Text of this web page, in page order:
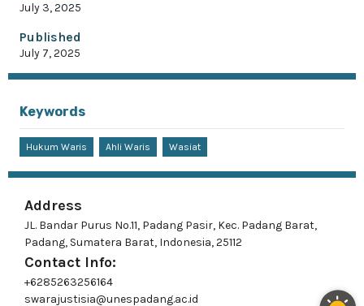
July 3, 2025
Published
July 7, 2025
Keywords
Hukum Waris Ahli Waris Wasiat
Address
JL. Bandar Purus No.11, Padang Pasir, Kec. Padang Barat,
Padang, Sumatera Barat, Indonesia, 25112
Contact Info:
+6285263256164
swarajustisia@unespadang.ac.id